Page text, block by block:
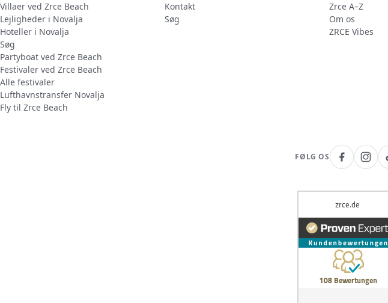
Villaer ved Zrce Beach
Lejligheder i Novalja
Hoteller i Novalja
Søg
Partyboat ved Zrce Beach
Festivaler ved Zrce Beach
Alle festivaler
Lufthavnstransfer Novalja
Fly til Zrce Beach
Kontakt
Søg
Zrce A–Z
Om os
ZRCE Vibes
FØLG OS